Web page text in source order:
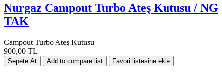
Nurgaz Campout Turbo Ateş Kutusu / NG
TAK
Campout Turbo Ateş Kutusu
900,00 TL